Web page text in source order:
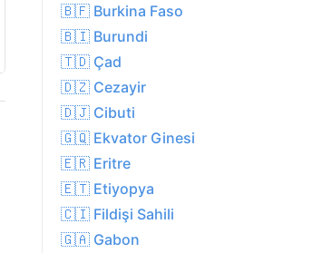
🇧🇫 Burkina Faso
🇧🇮 Burundi
🇹🇩 Çad
🇩🇿 Cezayir
🇩🇯 Cibuti
🇬🇶 Ekvator Ginesi
🇪🇷 Eritre
🇪🇹 Etiyopya
🇨🇮 Fildişi Sahili
🇬🇦 Gabon